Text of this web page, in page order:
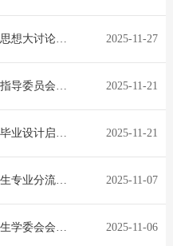
想大讨论总
2025-11-27
导委员会工
2025-11-21
业设计启动
2025-11-21
专业分流宣
2025-11-07
学委会会议
2025-11-06